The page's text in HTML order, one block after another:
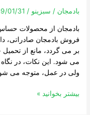
بادمجان / سبزینو/
01/31
بادمجان از محصولات
فروش بادمجان صادراتی،
بر می گردد، مانع از
می شود. این نکات، در
ولی در عمل، متوجه می
صادراتی
بیشتر بخوانید »